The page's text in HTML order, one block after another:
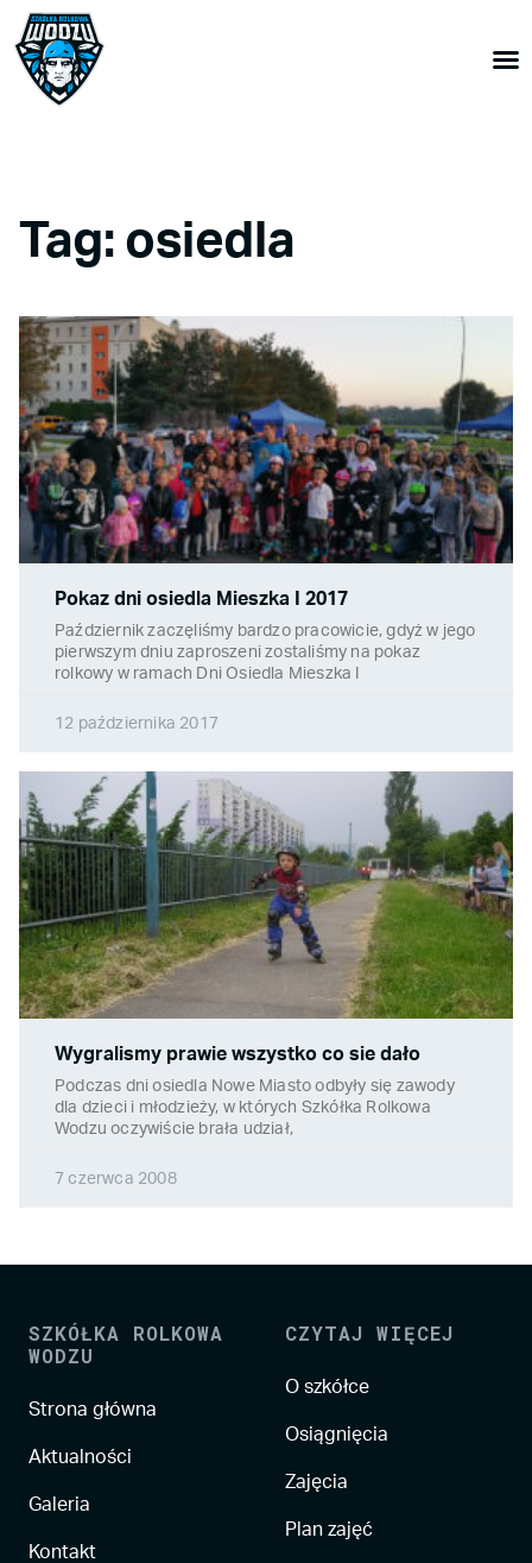
Tag: osiedla
Pokaz dni osiedla Mieszka I 2017
Październik zaczęliśmy bardzo pracowicie, gdyż w jego
pierwszym dniu zaproszeni zostaliśmy na pokaz
rolkowy w ramach Dni Osiedla Mieszka I
12 października 2017
Wygralismy prawie wszystko co sie dało
Podczas dni osiedla Nowe Miasto odbyły się zawody
dla dzieci i młodzieży, w których Szkółka Rolkowa
Wodzu oczywiście brała udział,
7 czerwca 2008
SZKÓŁKA ROLKOWA
WODZU
Strona główna
Aktualności
Galeria
Kontakt
CZYTAJ WIĘCEJ
O szkółce
Osiągnięcia
Zajęcia
Plan zajęć